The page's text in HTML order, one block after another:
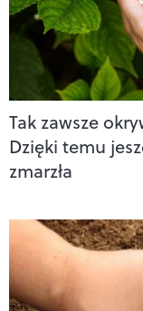
Tak zawsze
Dzięki temu
zmarzła